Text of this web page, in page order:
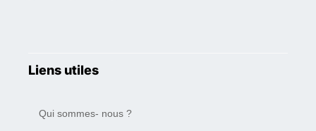
Liens utiles
Qui sommes- nous ?